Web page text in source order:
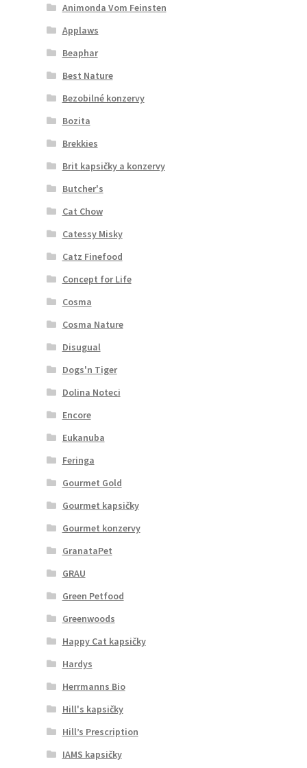
Animonda Vom Feinsten
Applaws
Beaphar
Best Nature
Bezobilné konzervy
Bozita
Brekkies
Brit kapsičky a konzervy
Butcher's
Cat Chow
Catessy Misky
Catz Finefood
Concept for Life
Cosma
Cosma Nature
Disugual
Dogs'n Tiger
Dolina Noteci
Encore
Eukanuba
Feringa
Gourmet Gold
Gourmet kapsičky
Gourmet konzervy
GranataPet
GRAU
Green Petfood
Greenwoods
Happy Cat kapsičky
Hardys
Herrmanns Bio
Hill's kapsičky
Hill’s Prescription
IAMS kapsičky